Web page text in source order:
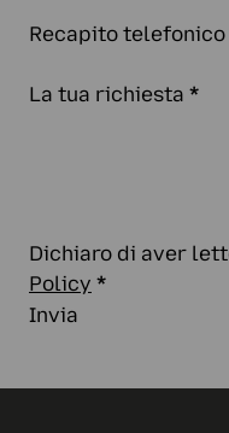
Recapito telefonico
La tua richiesta *
Dichiaro di aver
Policy *
Invia